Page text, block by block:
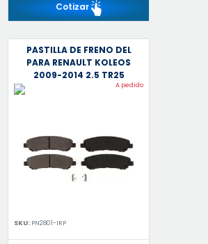
Cotizar
PASTILLA DE FRENO DEL
PARA RENAULT KOLEOS
2009-2014 2.5 TR25
A pedido
SKU: PN2801-IRP